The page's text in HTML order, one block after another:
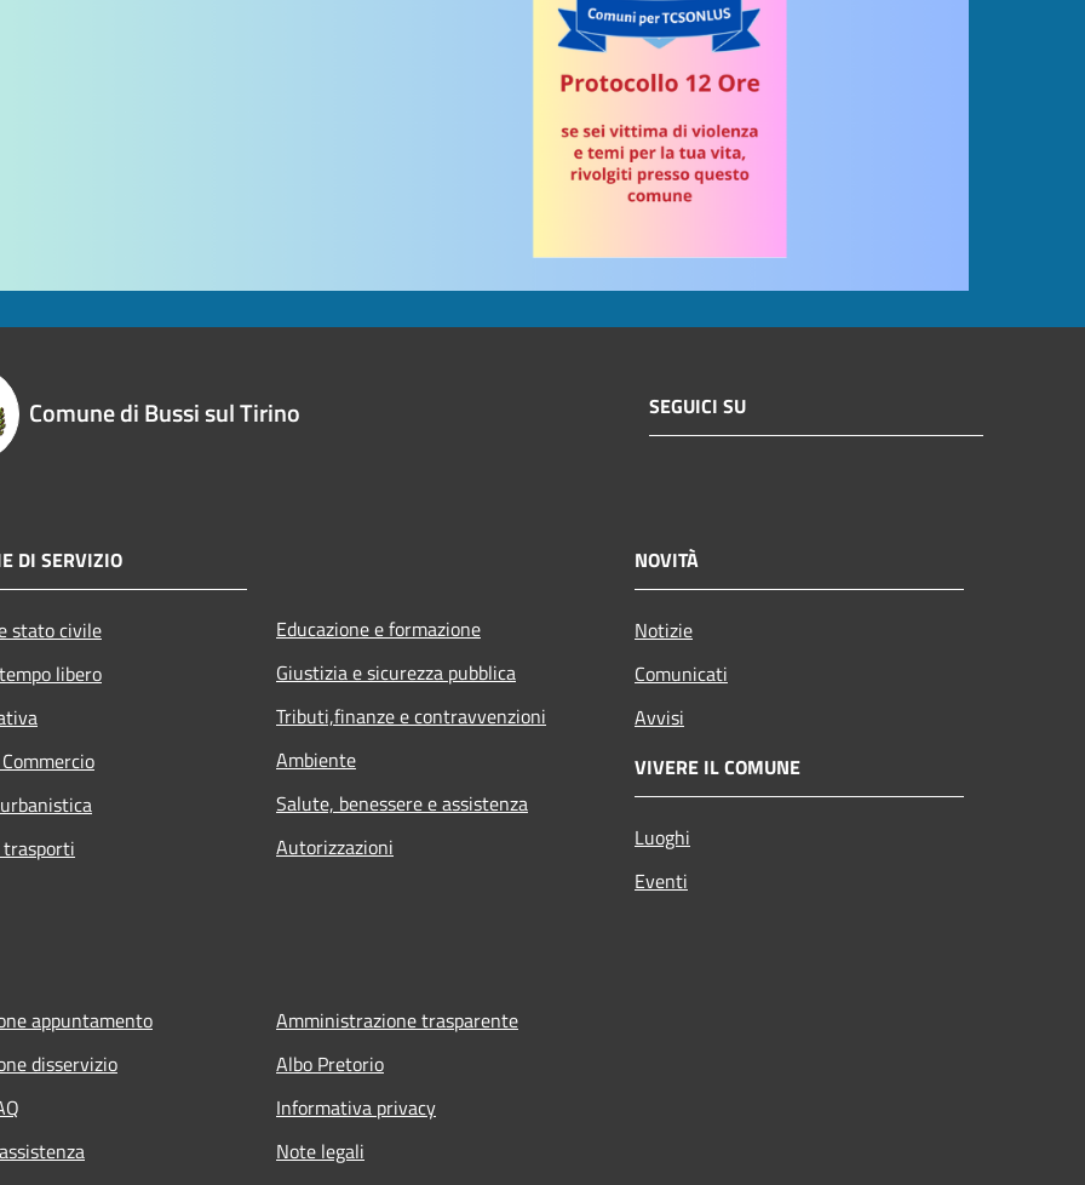
Comune di Bussi sul Tirino SEGUICI SU
DI SERVIZIO
stato civile
libero
Educazione e formazione
Giustizia e sicurezza pubblica
Tributi,finanze e contravvenzioni
Ambiente
Salute, benessere e assistenza
Autorizzazioni
NOVITÀ
Notizie
Comunicati
Avvisi
VIVERE IL COMUNE
Luoghi
Eventi
appuntamento
disservizio
Amministrazione trasparente
Albo Pretorio
Informativa privacy
Note legali